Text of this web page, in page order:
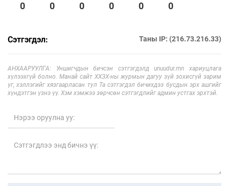
0 0 0 0 0 0
Сэтгэгдэл: Таны IP: (216.73.216.33)
АНХААРУУЛГА: Уншигчдын бичсэн сэтгэгдэлд unuudur.mn хариуцлага
хүлээхгүй болно. Манай сайт ХХЗХ-ны журмын дагуу зүй зохисгүй зарим
үг, хэллэгийг хязгаарласан тул Та сэтгэгдэл бичихдээ бусдын эрх ашгийг
хүндэтгэн үзнэ үү. Хэм хэмжээ зөрчсөн сэтгэгдлийг админ устгах эрхтэй.